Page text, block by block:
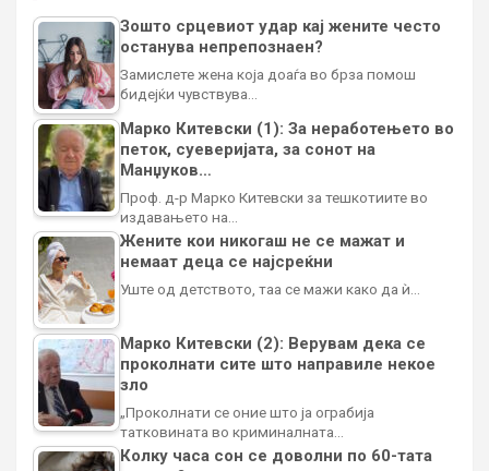
Зошто срцевиот удар кај жените често
останува непрепознаен?
Замислете жена која доаѓа во брза помош
бидејќи чувствува…
Марко Китевски (1): За неработењето во
петок, суеверијата, за сонот на
Манџуков…
Проф. д-р Марко Китевски за тешкотиите во
издавањето на…
Жените кои никогаш не се мажат и
немаат деца се најсреќни
Уште од детството, таа се мажи како да ѝ…
Марко Китевски (2): Верувам дека се
проколнати сите што направиле некое
зло
„Проколнати се оние што ја ограбија
татковината во криминалната…
Колку часа сон се доволни по 60-тата